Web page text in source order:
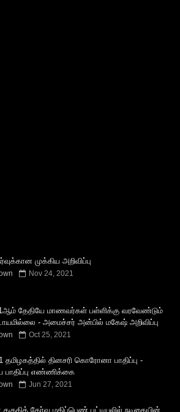
முக்கிய அறிவிப்பு
Nov 24, 2021
தேதியே மாணவர்கள் பள்ளிக்கு வரவேண்டும்
- அமைச்சர் அன்பில் மகேஷ் அறிவிப்பு
Oct 25, 2021
தமிழகத்தில் தினசரி கொரோனா பாதிப்பு -
எண்ணிக்கை
Jun 27, 2021
தகுதித் தேர்வு மதிப்பெண் பட்டியலில் நடிகையின்